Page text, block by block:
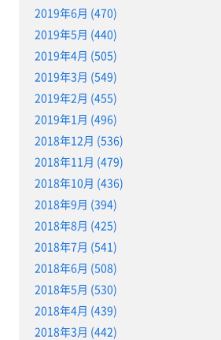
2019年6月 (470)
2019年5月 (440)
2019年4月 (505)
2019年3月 (549)
2019年2月 (455)
2019年1月 (496)
2018年12月 (536)
2018年11月 (479)
2018年10月 (436)
2018年9月 (394)
2018年8月 (425)
2018年7月 (541)
2018年6月 (508)
2018年5月 (530)
2018年4月 (439)
2018年3月 (442)